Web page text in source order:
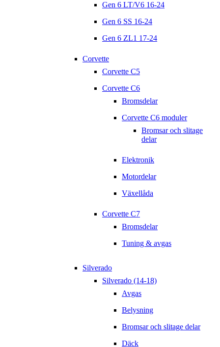
Gen 6 LT/V6 16-24
Gen 6 SS 16-24
Gen 6 ZL1 17-24
Corvette
Corvette C5
Corvette C6
Bromsdelar
Corvette C6 moduler
Bromsar och slitage
delar
Elektronik
Motordelar
Växellåda
Corvette C7
Bromsdelar
Tuning & avgas
Silverado
Silverado (14-18)
Avgas
Belysning
Bromsar och slitage delar
Däck